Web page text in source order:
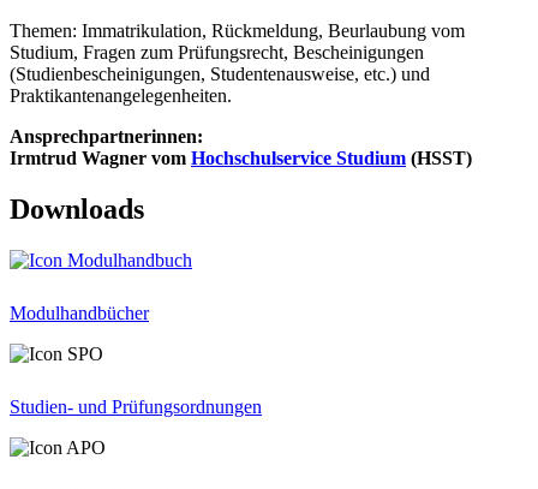
Themen: Immatrikulation, Rückmeldung, Beurlaubung vom
Studium, Fragen zum Prüfungsrecht, Bescheinigungen
(Studienbescheinigungen, Studentenausweise, etc.) und
Praktikantenangelegenheiten.
Ansprechpartnerinnen:
Irmtrud Wagner vom Hochschulservice Studium (HSST)
Downloads
Modulhandbücher
Studien- und Prüfungsordnungen